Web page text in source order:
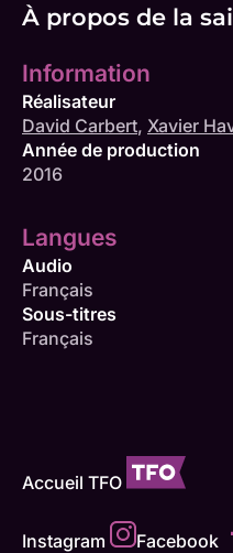
À propos de la
Information
Réalisateur
David Carbert, Xavier
Année de production
2016
Langues
Audio
Français
Sous-titres
Français
Accueil TFO
Instagram Facebook